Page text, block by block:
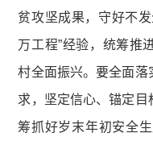
贫攻坚成果，守好不
万工程”经验，统筹推
村全面振兴。要全面
求，坚定信心、锚定
筹抓好岁末年初安全